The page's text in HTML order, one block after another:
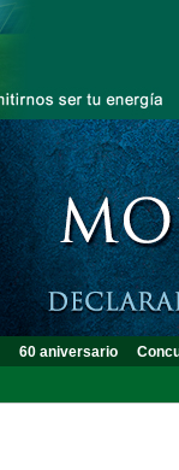
60 aniversario